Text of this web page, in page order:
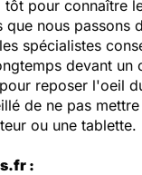
tôt pour connaître
que nous passons
spécialistes
devant un
reposer l'oeil
de ne pas
ou une tablette.
: